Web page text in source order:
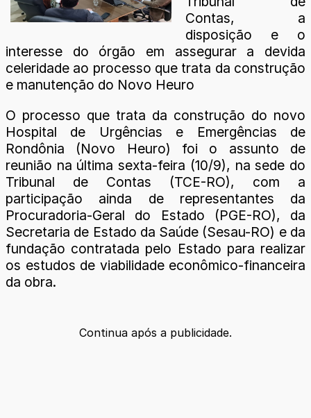
Contas, a
disposição e o
interesse do órgão em assegurar a devida
celeridade ao processo que trata da construção
e manutenção do Novo Heuro
O processo que trata da construção do novo
Hospital de Urgências e Emergências de
Rondônia (Novo Heuro) foi o assunto de
reunião na última sexta-feira (10/9), na sede do
Tribunal de Contas (TCE-RO), com a
participação ainda de representantes da
Procuradoria-Geral do Estado (PGE-RO), da
Secretaria de Estado da Saúde (Sesau-RO) e da
fundação contratada pelo Estado para realizar
os estudos de viabilidade econômico-financeira
da obra.
Continua após a publicidade.